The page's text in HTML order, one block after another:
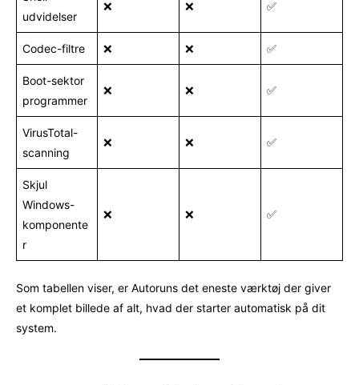
udvidelser
❌ ❌ ✅
Codec-filtre ❌ ❌ ✅
Boot-sektor
programmer
❌ ❌ ✅
VirusTotal-
scanning
❌ ❌ ✅
Skjul
Windows-
komponente
r
❌ ❌ ✅
Som tabellen viser, er Autoruns det eneste værktøj der giver
et komplet billede af alt, hvad der starter automatisk på dit
system.